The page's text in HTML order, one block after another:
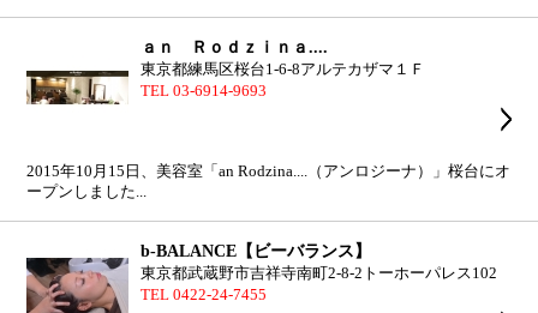
ａｎ Ｒｏｄｚｉｎａ....
東京都練馬区桜台1-6-8アルテカザマ１Ｆ
TEL 03-6914-9693
2015年10月15日、美容室「an Rodzina....（アンロジーナ）」桜台にオ
ープンしました...
b-BALANCE【ビーバランス】
東京都武蔵野市吉祥寺南町2-8-2トーホーパレス102
TEL 0422-24-7455